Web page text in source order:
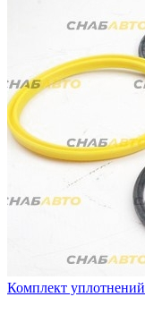
Комплект уплотнений